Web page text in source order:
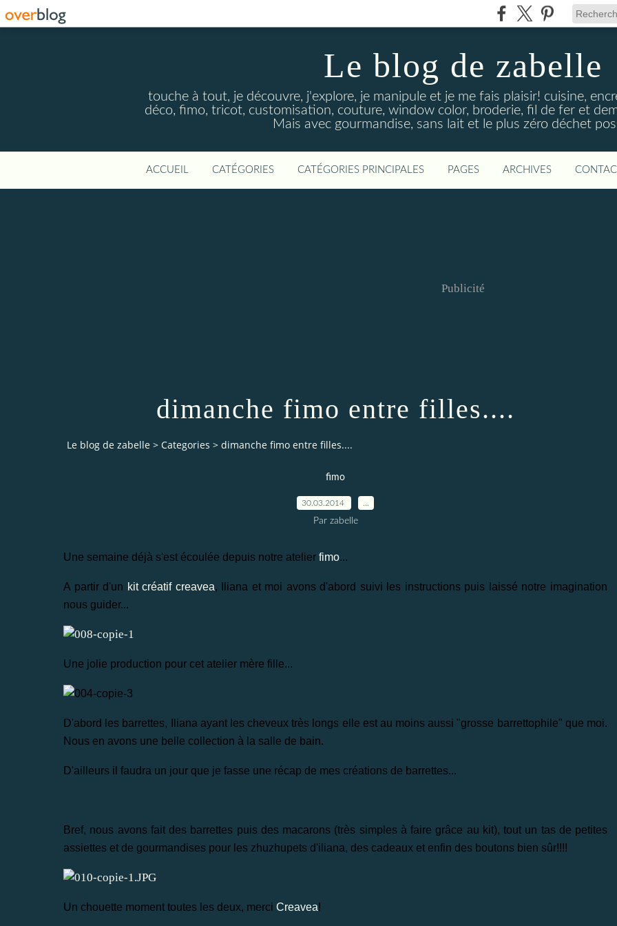
Le blog de zabelle
touche à tout, je découvre, j'explore, je manipule et je me fais plaisir! cuisine,
déco, fimo, tricot, customisation, couture, window color, broderie, fil de fer et
Mais avec gourmandise, sans lait et le plus zéro déchet
ACCUEIL CATÉGORIES CATÉGORIES PRINCIPALES PAGES ARCHIVES
Publicité
dimanche fimo entre filles....
Le blog de zabelle > Categories > dimanche fimo entre filles....
fimo
30.03.2014
Par zabelle
Une semaine déjà s'est écoulée depuis notre atelier fimo...
A partir d'un kit créatif creavea, Iliana et moi avons d'abord suivi les instructions puis laissé notre imagination
nous guider...
Une jolie production pour cet atelier mère fille...
D'abord les barrettes, Iliana ayant les cheveux très longs elle est au moins aussi "grosse barrettophile" que moi.
Nous en avons une belle collection à la salle de bain.
D'ailleurs il faudra un jour que je fasse une récap de mes créations de barrettes...
Bref, nous avons fait des barrettes puis des macarons (très simples à faire grâce au kit), tout un tas de petites
assiettes et de gourmandises pour les zhuzhupets d'iliana, des cadeaux et enfin des boutons bien sûr!!!!
Un chouette moment toutes les deux, merci Creavea!